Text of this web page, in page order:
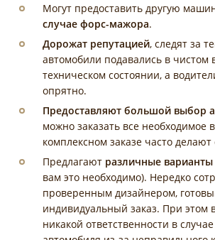
Могут предоставить другую
случае форс-мажора.
Дорожат репутацией, следят за
автомобили подавались в чистом
техническом состоянии, а
опрятно.
Предоставляют большой выбор
можно заказать все необходимое
комплексном заказе часто делают
Предлагают различные
вам это необходимо). Нередко
проверенным дизайнером,
индивидуальный заказ. При этом
никакой ответственности в